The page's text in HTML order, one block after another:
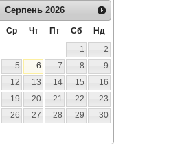
Серпень 2026
Ср Чт Пт Сб
Нд
1
2
5 6 7 8
9
12 13 14 15
16
19 20 21 22
23
26 27 28 29
30